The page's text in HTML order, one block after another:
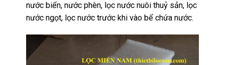
nước biển, nước phèn, lọc nước nuôi thuỷ sản, lọc
nước ngọt, lọc nước trước khi vào bể chứa nước.